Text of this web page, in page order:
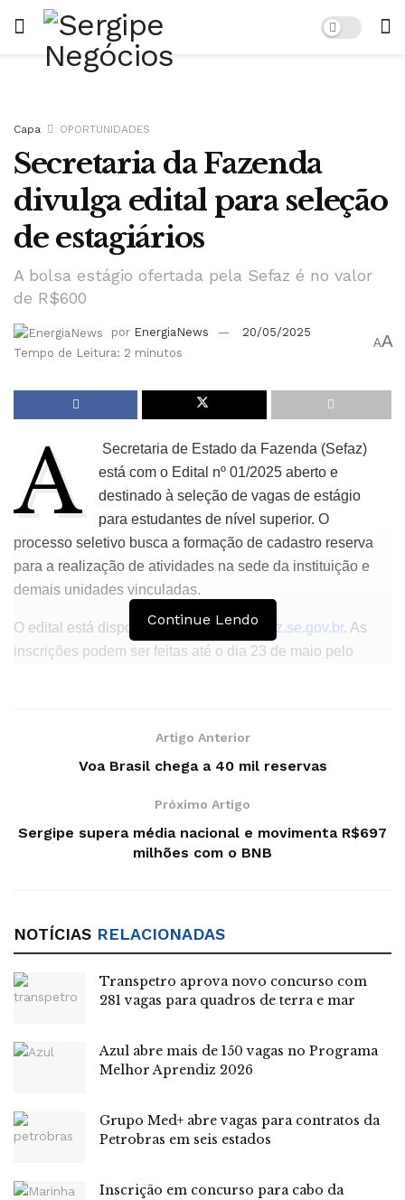
Capa OPORTUNIDADES
Secretaria da Fazenda
divulga edital para seleção
de estagiários
A bolsa estágio ofertada pela Sefaz é no valor
de R$600
por EnergiaNews
20/05/2025
Tempo de Leitura: 2 minutos
AA
A
Secretaria de Estado da Fazenda (Sefaz)
está com o Edital nº 01/2025 aberto e
destinado à seleção de vagas de estágio
para estudantes de nível superior. O
processo seletivo busca a formação de cadastro reserva
para a realização de atividades na sede da instituição e
demais unidades vinculadas.
O edital está disponível no site www.sefaz.se.gov.br. As
inscrições podem ser feitas até o dia 23 de maio pelo
Estatística, Engenharia, Comunicação Social (Jornalismo
e Publicidade), Secretariado Executivo e Tecnologia da
Para a seleção, o candidato deve estar devidamente
matriculado, com frequência regular na instituição de
transporte diário no valor de R$9.
preencher a ficha disponibilizada junto ao edital e enviar
os documentos solicitados exclusivamente no formato
para serem convocados. Do total de vagas, 10% serão
reservadas para Pessoas com Deficiência (PcD) e 50%
movimenta R$697 milhões com o BNB
Continue Lendo
Artigo Anterior
Voa Brasil chega a 40 mil reservas
Próximo Artigo
Sergipe supera média nacional e movimenta R$697
milhões com o BNB
NOTÍCIAS RELACIONADAS
Transpetro aprova novo concurso com
281 vagas para quadros de terra e mar
Azul abre mais de 150 vagas no Programa
Melhor Aprendiz 2026
Grupo Med+ abre vagas para contratos da
Petrobras em seis estados
Inscrição em concurso para cabo da